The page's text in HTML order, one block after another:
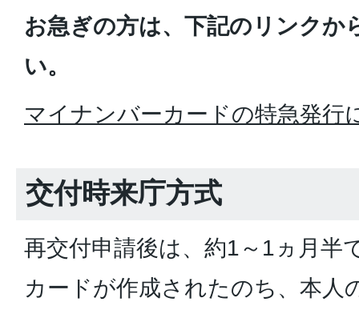
お急ぎの方は、下記のリンクか
い。
マイナンバーカードの特急発行
交付時来庁方式
再交付申請後は、約1～1ヵ月半
カードが作成されたのち、本人